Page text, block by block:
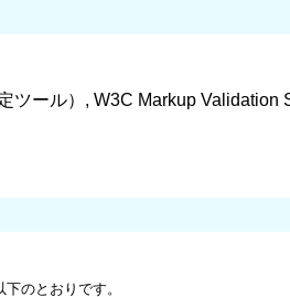
ツール）, W3C Markup
のとおりです。